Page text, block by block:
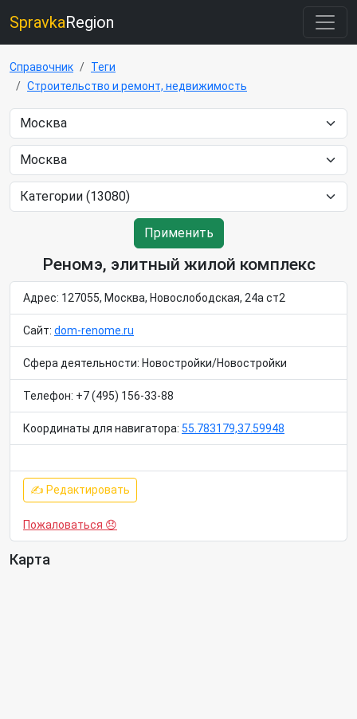
SpravkaRegion
Справочник
Теги
Строительство и ремонт, недвижимость
Применить
Реномэ, элитный жилой комплекс
Адрес: 127055, Москва, Новослободская, 24а ст2
Сайт: dom-renome.ru
Сфера деятельности: Новостройки/Новостройки
Телефон: +7 (495) 156-33-88
Координаты для навигатора: 55.783179,37.59948
✍ Редактировать
Пожаловаться 😞
Карта